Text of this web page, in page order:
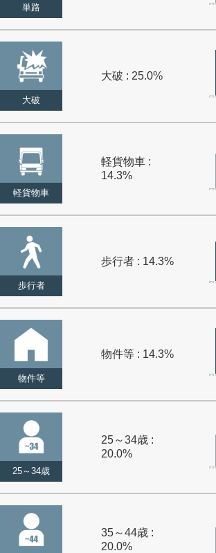
単路
大破
大破 : 25.0%
軽貨物車
軽貨物車 :
14.3%
歩行者
歩行者 : 14.3%
物件等
物件等 : 14.3%
25～34歳
25～34歳 :
20.0%
35～44歳 :
20.0%